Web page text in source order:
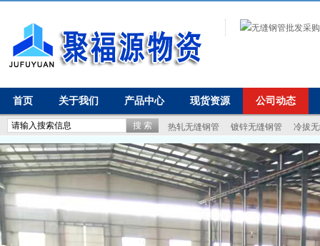
首页 关于我们 产品中心 现货资源 公司动态
热轧无缝钢管 镀锌无缝钢管 冷拔